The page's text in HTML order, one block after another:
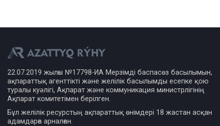
22.07.2019 жылғы №17798-ИА Мерзімді баспасөз басылымын,
ақпараттық агенттікті және желілік басылымды есепке қою
туралы куәлігі, Ақпарат және коммуникация министрлігінің
Ақпарат комитетімен берілген.
Бұл желілік ресурстың ақпараттық өнімдері 18 жастан асқан
адамдарға арналған.